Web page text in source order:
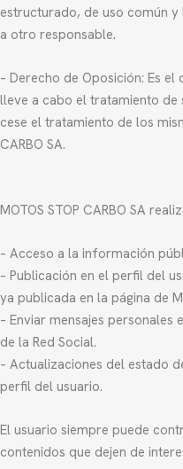
estructurado, de uso común
a otro responsable.
– Derecho de Oposición: Es
lleve a cabo el tratamiento
cese el tratamiento de los
CARBO SA.
MOTOS STOP CARBO SA
– Acceso a la información
– Publicación en el perfil del
ya publicada en la página de
– Enviar mensajes personales
de la Red Social.
– Actualizaciones del estado
perfil del usuario.
El usuario siempre puede
contenidos que dejen de